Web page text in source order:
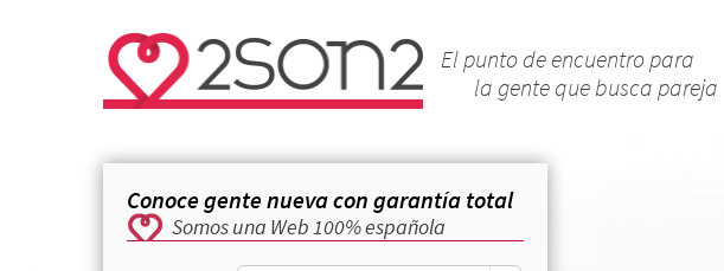
El punto de encuentro para
la gente que busca pareja
Conoce gente nueva con garantía total
Somos una Web 100% española